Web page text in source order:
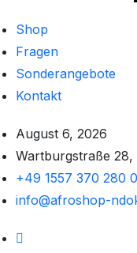
Shop
Fragen
Sonderangebote
Kontakt
August 6, 2026
Wartburgstraße 28,
+49 1557 370 280
info@afroshop-